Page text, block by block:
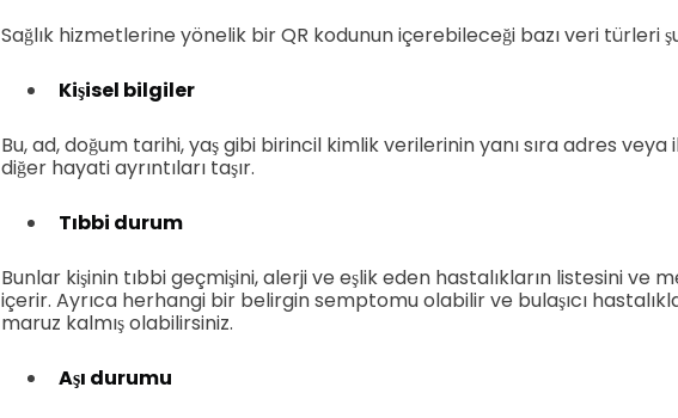
Sağlık hizmetlerine yönelik bir QR kodunun içerebileceği bazı veri türleri
Kişisel bilgiler
Bu, ad, doğum tarihi, yaş gibi birincil kimlik verilerinin yanı sıra adres
diğer hayati ayrıntıları taşır.
Tıbbi durum
Bunlar kişinin tıbbi geçmişini, alerji ve eşlik eden hastalıkların listesini ve
içerir. Ayrıca herhangi bir belirgin semptomu olabilir ve bulaşıcı
maruz kalmış olabilirsiniz.
Aşı durumu